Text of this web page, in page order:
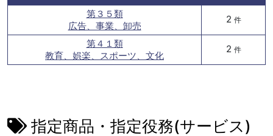
第３５類
広告、事業、卸売
2 件
第４１類
教育、娯楽、スポーツ、文化
2 件
指定商品・指定役務(サービス)